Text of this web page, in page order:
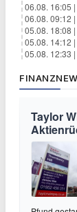
06.08. 16:05 |
06.08. 09:12 |
05.08. 18:08 |
05.08. 14:12 |
05.08. 12:33 |
Taylor